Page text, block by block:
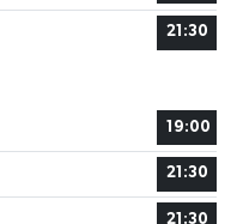
21:30
19:00
21:30
21:30